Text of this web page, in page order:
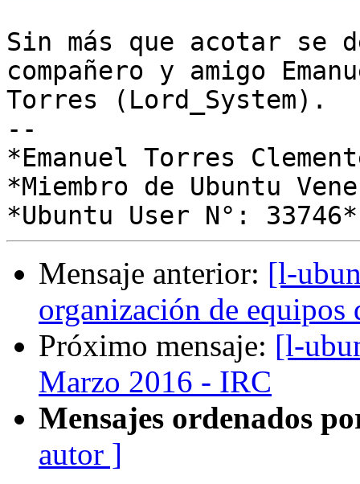
Sin más que acotar se
compañero y amigo
Torres (Lord_System).
--
*Emanuel Torres
*Miembro de Ubuntu
Mensaje anterior: [l-
organización de
Próximo mensaje: [l-
Marzo 2016 - IRC
Mensajes ordenados
autor ]